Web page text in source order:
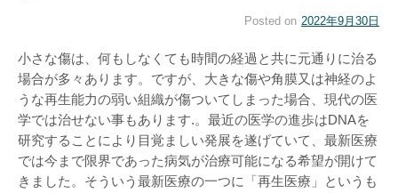
イベント
歯っぴいやちよ事業
講習会
歯の豆知識
Posted on 2022年9月30日
小さな傷は、何もしなくても時間の経過と共に元通りに治る
場合が多々あります。ですが、大きな傷や角膜又は神経のよ
うな再生能力の弱い組織が傷ついてしまった場合、現代の医
学では治せない事もあります.。最近の医学の進歩はDNAを
研究することにより目覚ましい発展を遂げていて、最新医療
では今まで限界であった病気が治療可能になる希望が開けて
きました。そういう最新医療の一つに「再生医療」というも